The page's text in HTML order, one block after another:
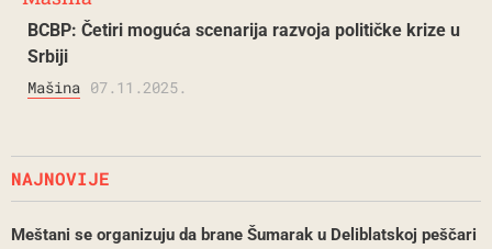
BCBP: Četiri moguća scenarija razvoja političke krize u
Srbiji
Mašina 07.11.2025.
NAJNOVIJE
Meštani se organizuju da brane Šumarak u Deliblatskoj peščari